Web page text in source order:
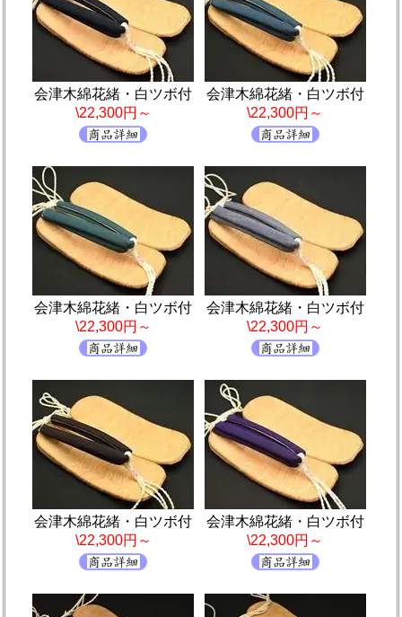
会津木綿花緒・白ツボ付
\22,300円～
会津木綿花緒・白ツボ付
\22,300円～
会津木綿花緒・白ツボ付
\22,300円～
会津木綿花緒・白ツボ付
\22,300円～
会津木綿花緒・白ツボ付
\22,300円～
会津木綿花緒・白ツボ付
\22,300円～